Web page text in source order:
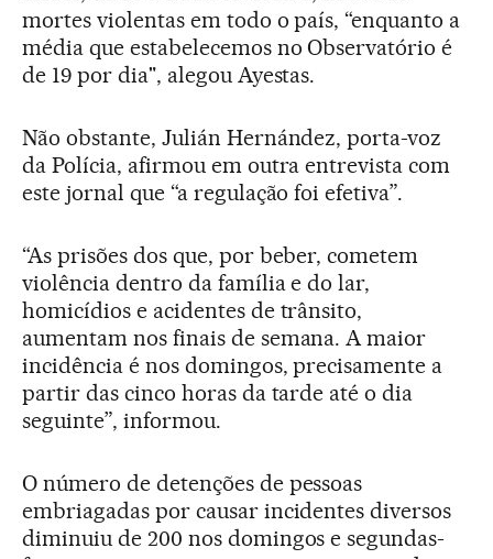
mortes violentas em todo o país, “enquanto a
média que estabelecemos no Observatório é
de 19 por dia", alegou Ayestas.
Não obstante, Julián Hernández, porta-voz
da Polícia, afirmou em outra entrevista com
este jornal que “a regulação foi efetiva”.
“As prisões dos que, por beber, cometem
violência dentro da família e do lar,
homicídios e acidentes de trânsito,
aumentam nos finais de semana. A maior
incidência é nos domingos, precisamente a
partir das cinco horas da tarde até o dia
seguinte”, informou.
O número de detenções de pessoas
embriagadas por causar incidentes diversos
diminuiu de 200 nos domingos e segundas-